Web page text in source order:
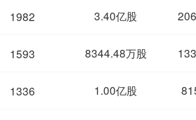
1982 3.40亿股
1593 8344.48万股
1336 1.00亿股